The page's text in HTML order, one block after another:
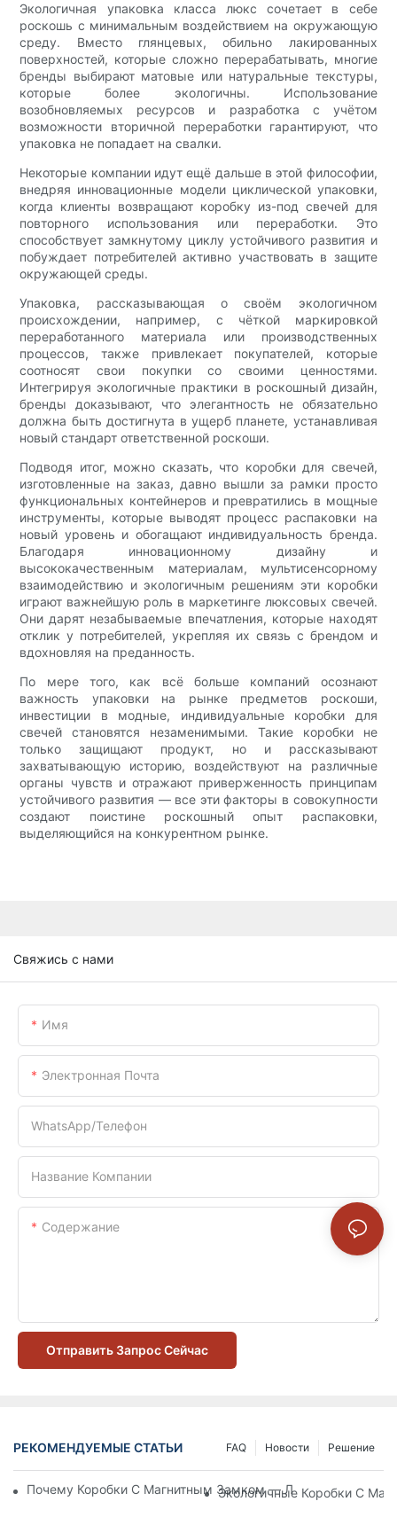
Экологичная упаковка класса люкс сочетает в себе
роскошь с минимальным воздействием на окружающую
среду. Вместо глянцевых, обильно лакированных
поверхностей, которые сложно перерабатывать, многие
бренды выбирают матовые или натуральные текстуры,
которые более экологичны. Использование
возобновляемых ресурсов и разработка с учётом
возможности вторичной переработки гарантируют, что
упаковка не попадает на свалки.
Некоторые компании идут ещё дальше в этой философии,
внедряя инновационные модели циклической упаковки,
когда клиенты возвращают коробку из-под свечей для
повторного использования или переработки. Это
способствует замкнутому циклу устойчивого развития и
побуждает потребителей активно участвовать в защите
окружающей среды.
Упаковка, рассказывающая о своём экологичном
происхождении, например, с чёткой маркировкой
переработанного материала или производственных
процессов, также привлекает покупателей, которые
соотносят свои покупки со своими ценностями.
Интегрируя экологичные практики в роскошный дизайн,
бренды доказывают, что элегантность не обязательно
должна быть достигнута в ущерб планете, устанавливая
новый стандарт ответственной роскоши.
Подводя итог, можно сказать, что коробки для свечей,
изготовленные на заказ, давно вышли за рамки просто
функциональных контейнеров и превратились в мощные
инструменты, которые выводят процесс распаковки на
новый уровень и обогащают индивидуальность бренда.
Благодаря инновационному дизайну и
высококачественным материалам, мультисенсорному
взаимодействию и экологичным решениям эти коробки
играют важнейшую роль в маркетинге люксовых свечей.
Они дарят незабываемые впечатления, которые находят
отклик у потребителей, укрепляя их связь с брендом и
вдохновляя на преданность.
По мере того, как всё больше компаний осознают
важность упаковки на рынке предметов роскоши,
инвестиции в модные, индивидуальные коробки для
свечей становятся незаменимыми. Такие коробки не
только защищают продукт, но и рассказывают
захватывающую историю, воздействуют на различные
органы чувств и отражают приверженность принципам
устойчивого развития — все эти факторы в совокупности
создают поистине роскошный опыт распаковки,
выделяющийся на конкурентном рынке.
Свяжись с нами
Имя
Электронная Почта
WhatsApp/телефон
Название Компании
Содержание
Отправить Запрос Сейчас
РЕКОМЕНДУЕМЫЕ СТАТЬИ Решение
Новости
FAQ
Почему Коробки С Магнитным Замком — Лучший Выбор
Экологичные Коробки С